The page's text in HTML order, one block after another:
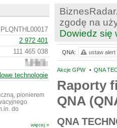
zgodę na
Dowiedz się
Akcje GPW • QNA
Raporty
QNA
QNA
QNA: ustaw alert
PLQNTHL00017
2 972 401
111 465 038
106
703
038
technologie
pionierem
do
więcej »